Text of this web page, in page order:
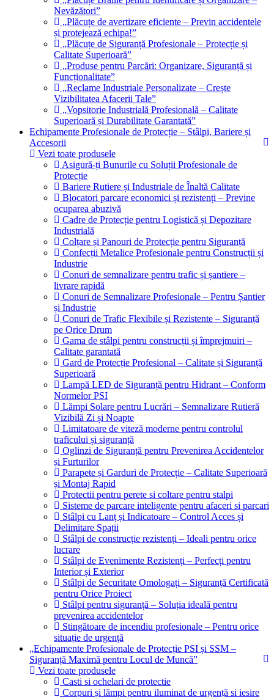
Nevăzători”
„Plăcuțe de avertizare eficiente – Previn accidentele
și protejează echipa!”
„Plăcuțe de Siguranță Profesionale – Protecție și
Calitate Superioară”
„Produse pentru Parcări: Organizare, Siguranță și
Funcționalitate”
„Reclame Industriale Personalizate – Crește
Vizibilitatea Afacerii Tale”
„Vopsitorie Industrială Profesională – Calitate
Superioară și Durabilitate Garantată”
Echipamente Profesionale de Protecție – Stâlpi, Bariere și
Accesorii
Vezi toate produsele
Asigură-ți Bunurile cu Soluții Profesionale de
Protecție
Bariere Rutiere și Industriale de Înaltă Calitate
Blocatori parcare economici și rezistenți – Previne
ocuparea abuzivă
Cadre de Protecție pentru Logistică și Depozitare
Industrială
Colțare și Panouri de Protecție pentru Siguranță
Confecții Metalice Profesionale pentru Construcții și
Industrie
Conuri de semnalizare pentru trafic și șantiere –
livrare rapidă
Conuri de Semnalizare Profesionale – Pentru Șantier
și Industrie
Conuri de Trafic Flexibile și Rezistente – Siguranță
pe Orice Drum
Gama de stâlpi pentru construcții și împrejmuiri –
Calitate garantată
Gard de Protecție Profesional – Calitate și Siguranță
Superioară
Lampă LED de Siguranță pentru Hidrant – Conform
Normelor PSI
Lămpi Solare pentru Lucrări – Semnalizare Rutieră
Vizibilă Zi și Noapte
Limitatoare de viteză moderne pentru controlul
traficului și siguranță
Oglinzi de Siguranță pentru Prevenirea Accidentelor
și Furturilor
Parapete și Garduri de Protecție – Calitate Superioară
și Montaj Rapid
Protectii pentru perete si coltare pentru stalpi
Sisteme de parcare inteligente pentru afaceri si parcari
Stâlpi cu Lanț și Indicatoare – Control Acces și
Delimitare Spații
Stâlpi de construcție rezistenți – Ideali pentru orice
lucrare
Stâlpi de Evenimente Rezistenți – Perfecți pentru
Interior și Exterior
Stâlpi de Securitate Omologați – Siguranță Certificată
pentru Orice Proiect
Stâlpi pentru siguranță – Soluția ideală pentru
prevenirea accidentelor
Stingătoare de incendiu profesionale – Pentru orice
situație de urgență
„Echipamente Profesionale de Protecție PSI și SSM –
Siguranță Maximă pentru Locul de Muncă”
Vezi toate produsele
Casti si ochelari de protectie
Corpuri și lămpi pentru iluminat de urgență si iesire